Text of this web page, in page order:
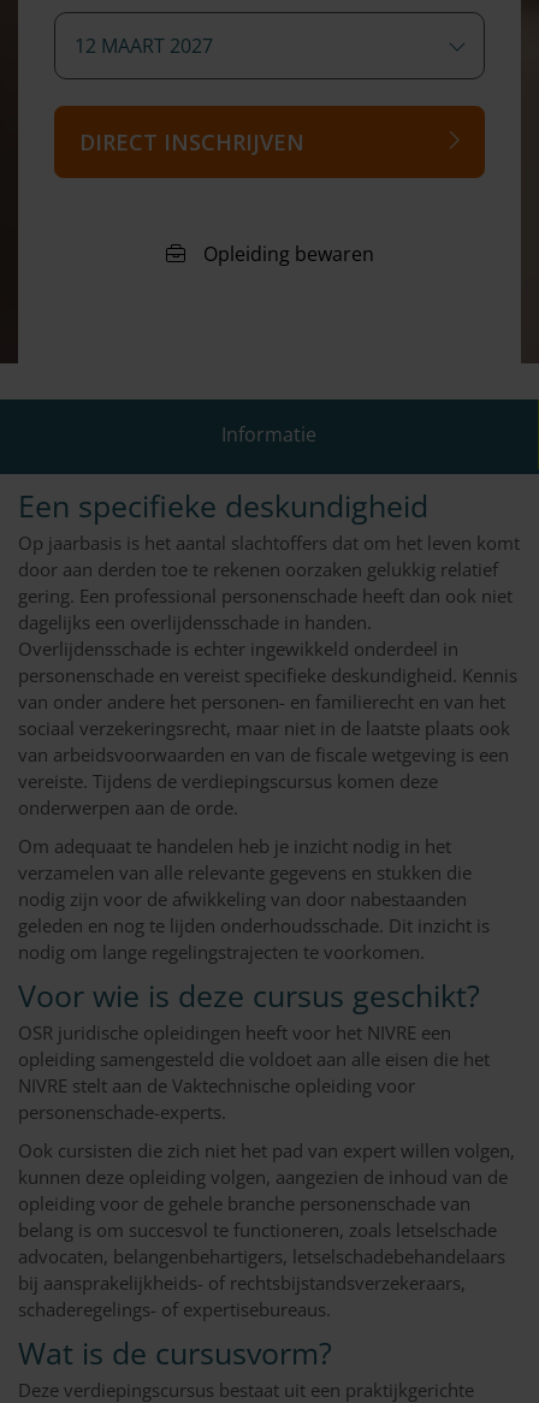
12 MAART 2027
DIRECT INSCHRIJVEN
Informatie
Een specifieke deskundigheid
Op jaarbasis is het aantal slachtoffers dat om het leven komt
door aan derden toe te rekenen oorzaken gelukkig relatief
gering. Een professional personenschade heeft dan ook niet
dagelijks een overlijdensschade in handen.
Overlijdensschade is echter ingewikkeld onderdeel in
personenschade en vereist specifieke deskundigheid. Kennis
van onder andere het personen- en familierecht en van het
sociaal verzekeringsrecht, maar niet in de laatste plaats ook
van arbeidsvoorwaarden en van de fiscale wetgeving is een
vereiste. Tijdens de verdiepingscursus komen deze
onderwerpen aan de orde.
Om adequaat te handelen heb je inzicht nodig in het
verzamelen van alle relevante gegevens en stukken die
nodig zijn voor de afwikkeling van door nabestaanden
geleden en nog te lijden onderhoudsschade. Dit inzicht is
nodig om lange regelingstrajecten te voorkomen.
Voor wie is deze cursus geschikt?
OSR juridische opleidingen heeft voor het NIVRE een
opleiding samengesteld die voldoet aan alle eisen die het
NIVRE stelt aan de Vaktechnische opleiding voor
personenschade-experts.
Ook cursisten die zich niet het pad van expert willen volgen,
kunnen deze opleiding volgen, aangezien de inhoud van de
opleiding voor de gehele branche personenschade van
belang is om succesvol te functioneren, zoals letselschade
advocaten, belangenbehartigers, letselschadebehandelaars
bij aansprakelijkheids- of rechtsbijstandsverzekeraars,
schaderegelings- of expertisebureaus.
Wat is de cursusvorm?
Deze verdiepingscursus bestaat uit een praktijkgerichte